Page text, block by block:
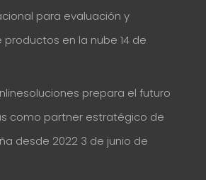
para evaluación y
productos en la nube 14 de
prepara el futuro
como partner estratégico de
desde 2022 3 de junio de